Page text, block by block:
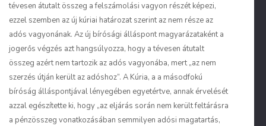
tévesen átutalt összeg a felszámolási vagyon részét képezi,
ezzel szemben az új kúriai határozat szerint az nem része az
adós vagyonának. Az új bírósági álláspont magyarázataként a
jogerős végzés azt hangsúlyozza, hogy a tévesen átutalt
összeg azért nem tartozik az adós vagyonába, mert „az nem
szerzés útján került az adóshoz”. A Kúria, a a másodfokú
bíróság álláspontjával lényegében egyetértve, annak érvelését
azzal egészítette ki, hogy „az eljárás során nem került feltárásra
a pénzösszeg vonatkozásában semmilyen adósi magatartás,